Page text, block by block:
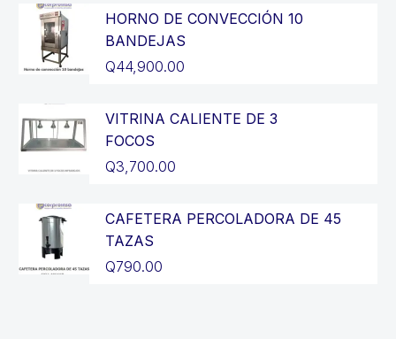
HORNO DE CONVECCIÓN 10
BANDEJAS
Q44,900.00
VITRINA CALIENTE DE 3
FOCOS
Q3,700.00
CAFETERA PERCOLADORA DE 45
TAZAS
Q790.00